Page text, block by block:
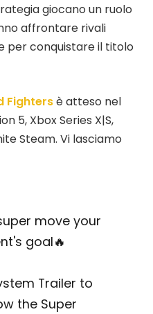
giocano un ruolo
affrontare rivali
per conquistare il titolo
Fightersè atteso nel
5, Xbox Series X|S,
Steam. Vi lasciamo
move your
goal🔥
Trailer to
the Super